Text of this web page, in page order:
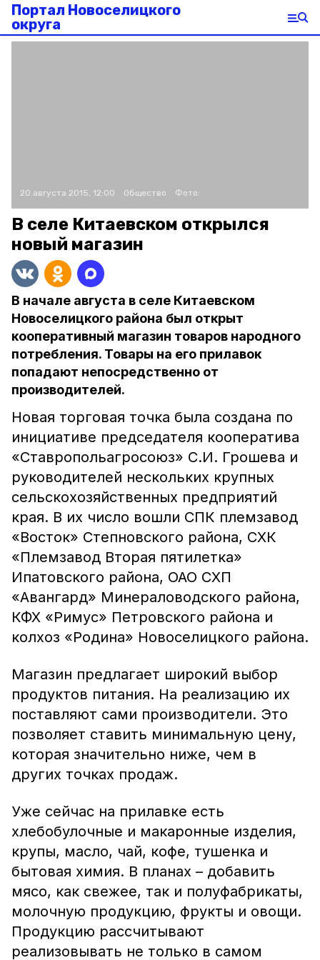
Портал Новоселицкого
округа
20 августа 2015, 12:00 Общество Фото:
В селе Китаевском открылся
новый магазин
В начале августа в селе Китаевском
Новоселицкого района был открыт
кооперативный магазин товаров народного
потребления. Товары на его прилавок
попадают непосредственно от
производителей.
Новая торговая точка была создана по
инициативе председателя кооператива
«Ставропольагросоюз» С.И. Грошева и
руководителей нескольких крупных
сельскохозяйственных предприятий
края. В их число вошли СПК племзавод
«Восток» Степновского района, СХК
«Племзавод Вторая пятилетка»
Ипатовского района, ОАО СХП
«Авангард» Минераловодского района,
КФХ «Римус» Петровского района и
колхоз «Родина» Новоселицкого района.
Магазин предлагает широкий выбор
продуктов питания. На реализацию их
поставляют сами производители. Это
позволяет ставить минимальную цену,
которая значительно ниже, чем в
других точках продаж.
Уже сейчас на прилавке есть
хлебобулочные и макаронные изделия,
крупы, масло, чай, кофе, тушенка и
бытовая химия. В планах – добавить
мясо, как свежее, так и полуфабрикаты,
молочную продукцию, фрукты и овощи.
Продукцию рассчитывают
реализовывать не только в самом